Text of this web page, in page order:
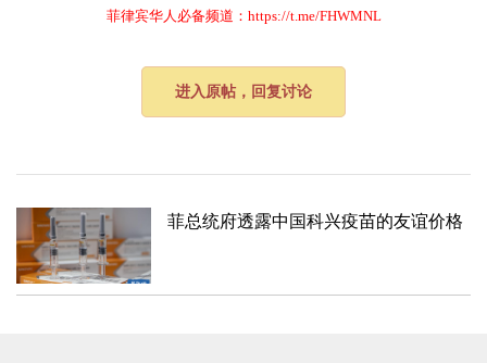
菲律宾华人必备频道：https://t.me/FHWMNL
进入原帖，回复讨论
菲总统府透露中国科兴疫苗的友谊价格